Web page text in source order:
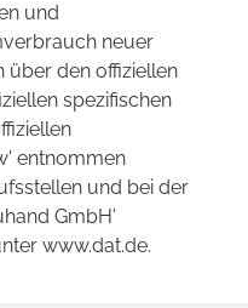
und
neuer
über den offiziellen
spezifischen
entnommen
und bei der
GmbH'
www.dat.de.